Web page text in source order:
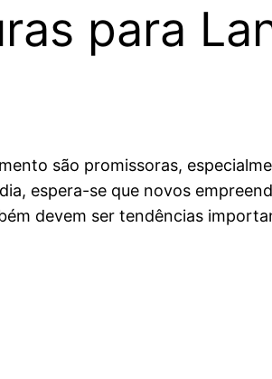
para
são promissoras,
espera-se que novos
devem ser tendências